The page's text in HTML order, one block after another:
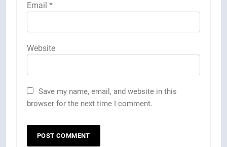
Email *
Website
Save my name, email, and website in this
browser for the next time I comment.